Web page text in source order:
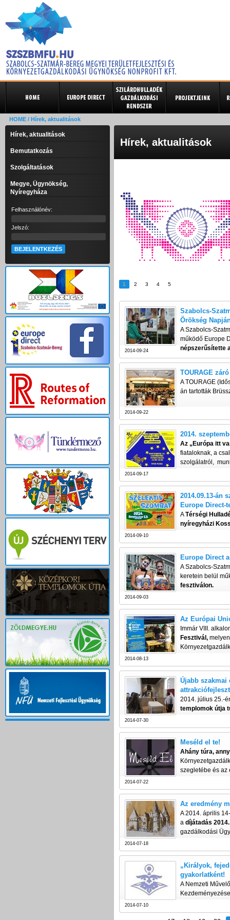
HOME / Hírek, aktualitások
Hírek, aktualitások
Bemutatkozás
Szolgáltatások
Megye, Ügynökség,
Nyíregyháza
Felhasználónév:
Jelszó:
Hírek, aktualitások
1 2 3 4 5
2014-09-24
Szabolcs-
Örökség
A Szabolcs-
működő Europe
népszerűsítette
2014-09-22
TOURAGE
A TOURAGE
án tartották
2014-09-17
2014.
Az „Európa itt
fiataloknak, a
szolgálatról,
2014-09-10
2014.09.13-án
Europe Direct-
ATérségi
nyíregyházi
2014-09-03
Europe Direct
A Szabolcs-
keretein belül
fesztiválon.
2014-08-13
Az Európai
Immár VIII.
Fesztivál,
2014-07-30
Újabb szakmai
2014. július 25.-
templomok útja
2014-07-22
Meséld el te!
Ahány túra,
szegletébe és az
2014-07-18
Az eredmény
A 2014. április
a díjátadás
gazdálkodási
2014-07-10
„Királyok,
gyakorlatként!
A Nemzeti